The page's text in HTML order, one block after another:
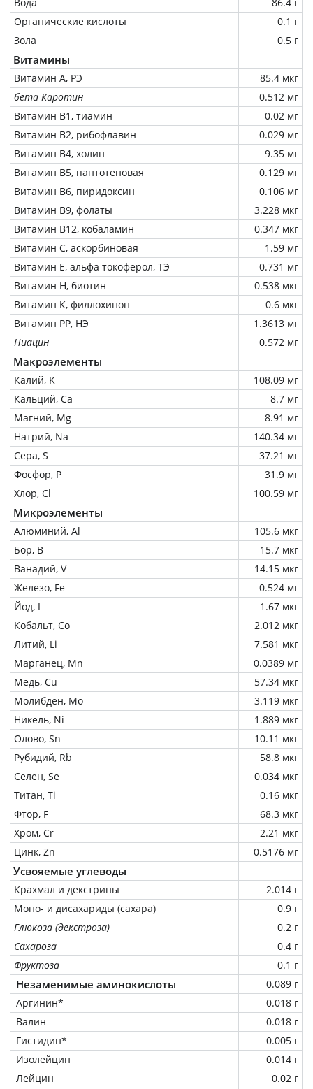
Органические кислоты
0.1 г
Зола
0.5 г
Витамины
Витамин А, РЭ
85.4 мкг
бета Каротин
0.512 мг
Витамин В1, тиамин
0.02 мг
Витамин В2, рибофлавин
0.029 мг
Витамин В4, холин
9.35 мг
Витамин В5, пантотеновая
0.129 мг
Витамин В6, пиридоксин
0.106 мг
Витамин В9, фолаты
3.228 мкг
Витамин В12, кобаламин
0.347 мкг
Витамин C, аскорбиновая
1.59 мг
Витамин Е, альфа токоферол, ТЭ
0.731 мг
Витамин Н, биотин
0.538 мкг
Витамин К, филлохинон
0.6 мкг
Витамин РР, НЭ
1.3613 мг
Ниацин
0.572 мг
Макроэлементы
Калий, K
108.09 мг
Кальций, Ca
8.7 мг
Магний, Mg
8.91 мг
Натрий, Na
140.34 мг
Сера, S
37.21 мг
Фосфор, P
31.9 мг
Хлор, Cl
100.59 мг
Микроэлементы
Алюминий, Al
105.6 мкг
Бор, B
15.7 мкг
Ванадий, V
14.15 мкг
Железо, Fe
0.524 мг
Йод, I
1.67 мкг
Кобальт, Co
2.012 мкг
Литий, Li
7.581 мкг
Марганец, Mn
0.0389 мг
Медь, Cu
57.34 мкг
Молибден, Mo
3.119 мкг
Никель, Ni
1.889 мкг
Олово, Sn
10.11 мкг
Рубидий, Rb
58.8 мкг
Селен, Se
0.034 мкг
Титан, Ti
0.16 мкг
Фтор, F
68.3 мкг
Хром, Cr
2.21 мкг
Цинк, Zn
0.5176 мг
Усвояемые углеводы
Крахмал и декстрины
2.014 г
Моно- и дисахариды (сахара)
0.9 г
Глюкоза (декстроза)
0.2 г
Сахароза
0.4 г
Фруктоза
0.1 г
Незаменимые аминокислоты
0.089 г
Аргинин*
0.018 г
Валин
0.018 г
Гистидин*
0.005 г
Изолейцин
0.014 г
Лейцин
0.02 г